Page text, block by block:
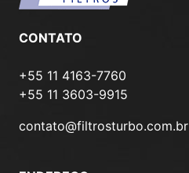
CONTATO
+55 11 4163-7760
+55 11 3603-9915
contato@filtrosturbo.com.br